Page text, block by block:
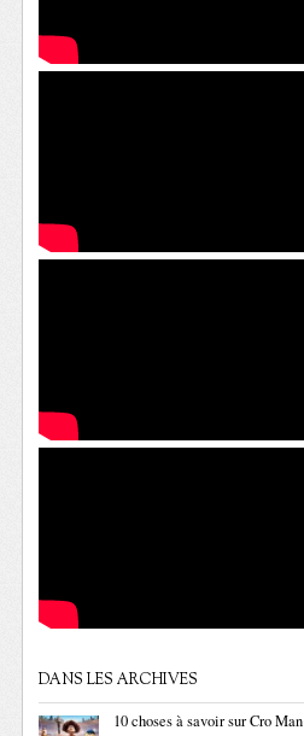
DANS LES ARCHIVES
10 choses à savoir sur Cro Man